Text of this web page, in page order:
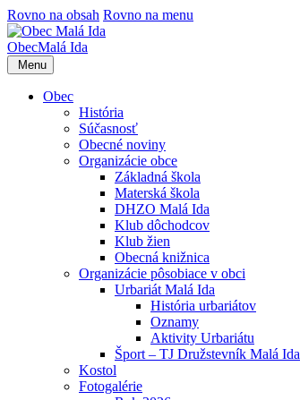
Rovno na obsah Rovno na menu
ObecMalá Ida
Menu
Obec
História
Súčasnosť
Obecné noviny
Organizácie obce
Základná škola
Materská škola
DHZO Malá Ida
Klub dôchodcov
Klub žien
Obecná knižnica
Organizácie pôsobiace v obci
Urbariát Malá Ida
História urbariátov
Oznamy
Aktivity Urbariátu
Šport – TJ Družstevník Malá Ida
Kostol
Fotogalérie